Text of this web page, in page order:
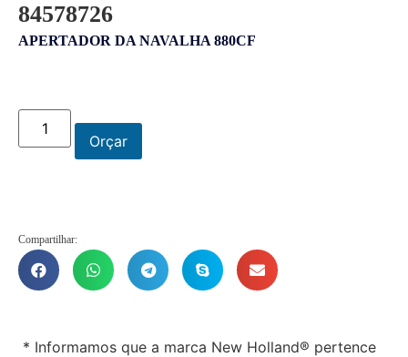
84578726
APERTADOR DA NAVALHA 880CF
Orçar
Compartilhar:
* Informamos que a marca New Holland® pertence